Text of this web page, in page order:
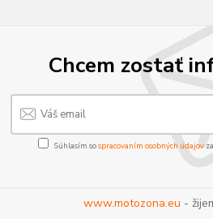
Chcem zostať
Súhlasím sospracovaním osobných údajov
www.motozona.eu -